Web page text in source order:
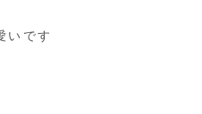
いです